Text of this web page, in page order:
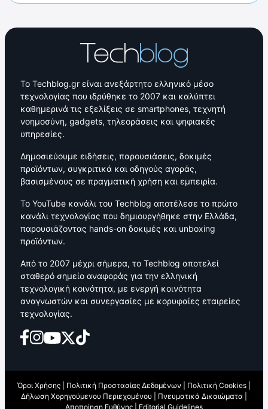
Το Techblog.gr είναι ανεξάρτητο ελληνικό μέσο
τεχνολογίας που ιδρύθηκε το 2007 και καλύπτει
καθημερινά τις εξελίξεις σε smartphones, τεχνητή
νοημοσύνη, gadgets, τηλεοράσεις και ψηφιακές
υπηρεσίες.
Δημοσιεύουμε ειδήσεις, παρουσιάσεις, δοκιμές
προϊόντων, συγκριτικά και οδηγούς αγοράς,
βασισμένους σε πραγματική χρήση και εμπειρία.
Το YouTube κανάλι του Techblog αποτέλεσε το πρώτο
κανάλι τεχνολογίας που δημιουργήθηκε στην Ελλάδα,
παρουσιάζοντας hands-on δοκιμές και unboxing
προϊόντων.
Από το 2007 μέχρι σήμερα, το Techblog αποτελεί
σταθερό σημείο αναφοράς για την ελληνική
τεχνολογική κοινότητα, με ενεργή κοινότητα
αναγνωστών και συνεργασίες με κορυφαίες εταιρείες
τεχνολογίας.
Όροι Χρήσης Πολιτική Προστασίας Δεδομένων Πολιτική Cookies
Δήλωση Χορηγούμενου Περιεχομένου
Πνευματικά Δικαιώματα
Αποποίηση Ευθύνης
Editorial Guidelines